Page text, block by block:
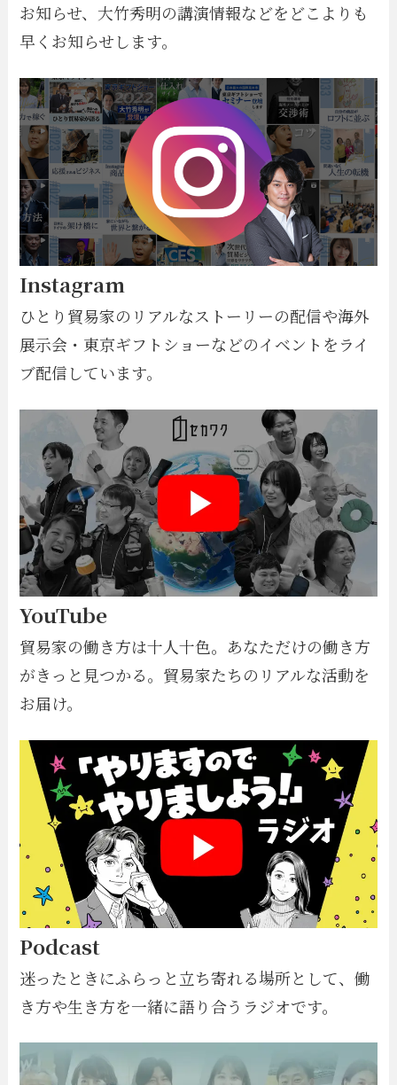
お知らせ、大竹秀明の講演情報などをどこよりも
早くお知らせします。
Instagram
ひとり貿易家のリアルなストーリーの配信や海外
展示会・東京ギフトショーなどのイベントをライ
ブ配信しています。
YouTube
貿易家の働き方は十人十色。あなただけの働き方
がきっと見つかる。貿易家たちのリアルな活動を
お届け。
Podcast
迷ったときにふらっと立ち寄れる場所として、働
き方や生き方を一緒に語り合うラジオです。